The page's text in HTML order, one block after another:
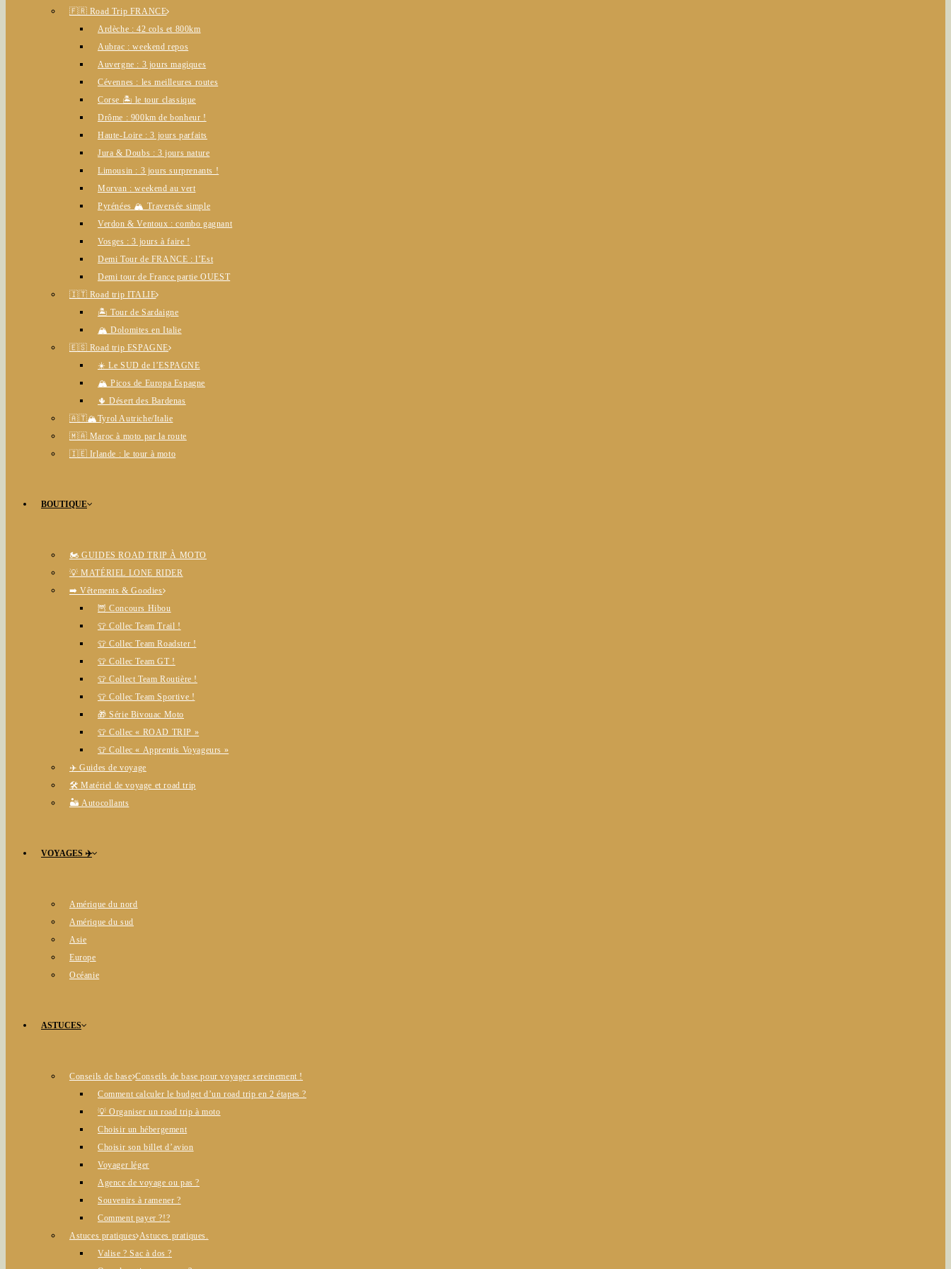
🇫🇷 Road Trip FRANCE
Ardèche : 42 cols et 800km
Aubrac : weekend repos
Auvergne : 3 jours magiques
Cévennes : les meilleures routes
Corse 🏝️ le tour classique
Drôme : 900km de bonheur !
Haute-Loire : 3 jours parfaits
Jura & Doubs : 3 jours nature
Limousin : 3 jours surprenants !
Morvan : weekend au vert
Pyrénées 🏔️ Traversée simple
Verdon & Ventoux : combo gagnant
Vosges : 3 jours à faire !
Demi Tour de FRANCE : l’Est
Demi tour de France partie OUEST
🇮🇹 Road trip ITALIE
🏝️ Tour de Sardaigne
🏔️ Dolomites en Italie
🇪🇸 Road trip ESPAGNE
☀️ Le SUD de l’ESPAGNE
🏔️ Picos de Europa Espagne
🌵 Désert des Bardenas
🇦🇹🏔️Tyrol Autriche/Italie
🇲🇦 Maroc à moto par la route
🇮🇪 Irlande : le tour à moto
BOUTIQUE
🏍️ GUIDES ROAD TRIP À MOTO
💡 MATÉRIEL LONE RIDER
➡️ Vêtements & Goodies
🦉 Concours Hibou
👕 Collec Team Trail !
👕 Collec Team Roadster !
👕 Collec Team GT !
👕 Collect Team Routière !
👕 Collec Team Sportive !
🎁 Série Bivouac Moto
👕 Collec « ROAD TRIP »
👕 Collec « Apprentis Voyageurs »
✈️ Guides de voyage
🛠️ Matériel de voyage et road trip
🏜️ Autocollants
VOYAGES ✈️
Amérique du nord
Amérique du sud
Asie
Europe
Océanie
ASTUCES
Conseils de base Conseils de base pour voyager sereinement !
Comment calculer le budget d’un road trip en 2 étapes ?
💡 Organiser un road trip à moto
Choisir un hébergement
Choisir son billet d’avion
Voyager léger
Agence de voyage ou pas ?
Souvenirs à ramener ?
Comment payer ?!?
Astuces pratiques Astuces pratiques.
Valise ? Sac à dos ?